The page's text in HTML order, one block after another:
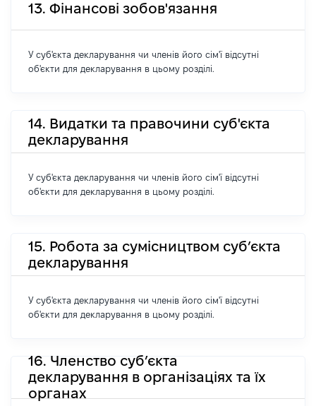
13. Фінансові зобов'язання
У суб'єкта декларування чи членів його сім'ї відсутні
об'єкти для декларування в цьому розділі.
14. Видатки та правочини суб'єкта
декларування
У суб'єкта декларування чи членів його сім'ї відсутні
об'єкти для декларування в цьому розділі.
15. Робота за сумісництвом суб’єкта
декларування
У суб'єкта декларування чи членів його сім'ї відсутні
об'єкти для декларування в цьому розділі.
16. Членство суб’єкта
декларування в організаціях та їх
органах